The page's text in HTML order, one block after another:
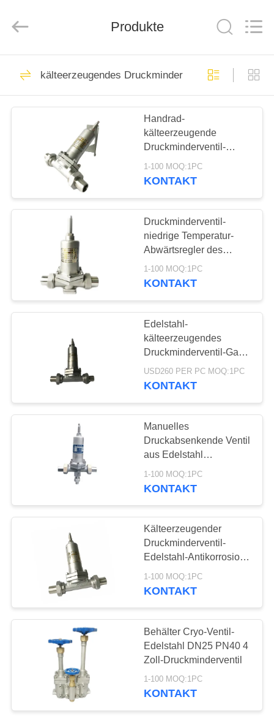
HAUS
PRODUKTE
UNS
FABRIK-
AUSFLUG
QUALITÄTSKONTROLLE
IN
VERBINDUNG
NACHRICHTEN
FÄLLE
FORDERN
SIE EIN
ZITAT
SITEMAP
DATENSCHUTZRICHTLINIE
Co.,Ltd.
Tieftemperatur-
Absperrventil
243
Kryo-Kugelhahn
59
kälteerzeugendes
Rückschlagventil
kälteerzeugendes
Sicherheitsventil
kälteerzeugendes
Druckminderventil
Produkte
kälteerzeugendes Druckminderventil
Handrad-
kälteerzeugende
Druckminderventil-
Schweißens-Art für LNG
O2-Behälter
1-100 MOQ:1PC
KONTAKT
Druckminderventil-
niedrige Temperatur-
Abwärtsregler des
Dampf-SS304/316
1-100 MOQ:1PC
KONTAKT
Edelstahl-
kälteerzeugendes
Druckminderventil-Gas-
Druckregler-Ventil
USD260 PER PC MOQ:1PC
KONTAKT
Manuelles
Druckabsenkende Ventil
aus Edelstahl
Gasdruckreglerventil für
LNG/LOX/LN2/LAR/LCO2
1-100 MOQ:1PC
KONTAKT
Kälteerzeugender
Druckminderventil-
Edelstahl-Antikorrosion
WCB SS
1-100 MOQ:1PC
KONTAKT
Behälter Cryo-Ventil-
Edelstahl DN25 PN40 4
Zoll-Druckminderventil
1-100 MOQ:1PC
KONTAKT